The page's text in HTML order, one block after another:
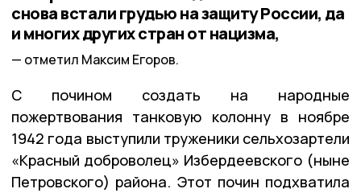
снова встали грудью на защиту России, да
и многих других стран от нацизма,
отметил Максим Егоров.
С почином создать на народные
пожертвования танковую колонну в ноябре
1942 года выступили труженики сельхозартели
«Красный доброволец» Избердеевского (ныне
Петровского) района. Этот почин подхватила